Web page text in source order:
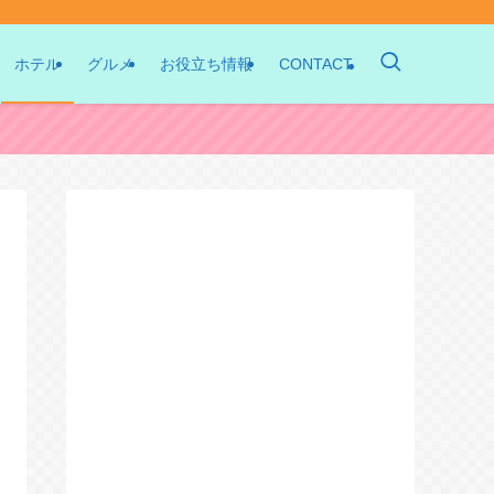
ホテル グルメ お役立ち情報 CONTACT